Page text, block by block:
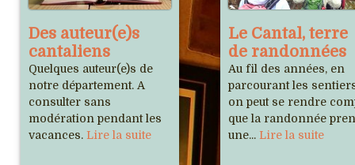
Des auteur(e)s
cantaliens
Quelques auteur(e)s de
notre département. A
consulter sans
modération pendant les
vacances.Lire la suite
Le Cantal, terre
de randonnées
Au fil des années, en
parcourant les
on peut se rendre
que la randonnée
une...Lire la suite